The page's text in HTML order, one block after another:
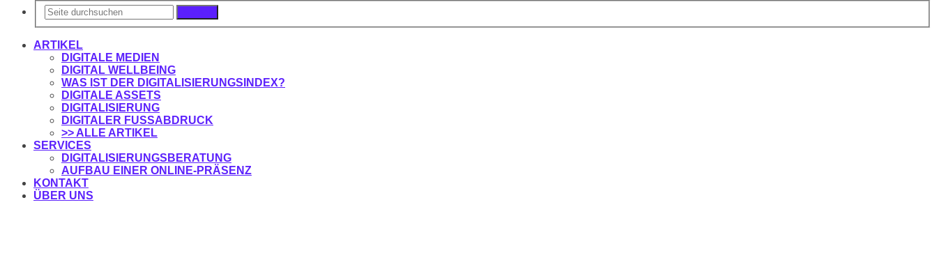
ARTIKEL
DIGITALE MEDIEN
DIGITAL WELLBEING
WAS IST DER DIGITALISIERUNGSINDEX?
DIGITALE ASSETS
DIGITALISIERUNG
DIGITALER FUSSABDRUCK
>> ALLE ARTIKEL
SERVICES
DIGITALISIERUNGSBERATUNG
AUFBAU EINER ONLINE-PRÄSENZ
KONTAKT
ÜBER UNS